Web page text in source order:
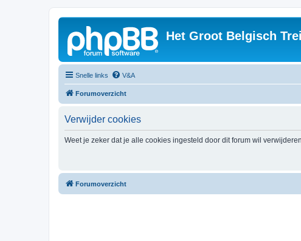
Het Groot Belgisch
Snelle links V&A
Forumoverzicht
Verwijder cookies
Weet je zeker dat je alle cookies ingesteld door dit forum wil
Forumoverzicht